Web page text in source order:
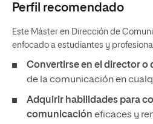
Perfil recomendado
Este Máster en Dirección de
enfocado a estudiantes y
Convertirse en el director o
de la comunicación en
Adquirir habilidades para
comunicación eficaces y